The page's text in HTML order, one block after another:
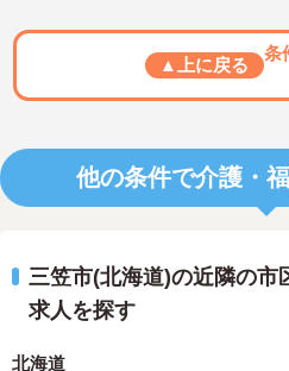
▲上に戻る
条
他の条件で介護・
三笠市(北海道)の近隣の市
求人を探す
北海道